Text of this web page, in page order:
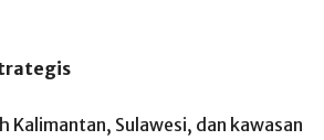
Sulawesi, dan kawasan